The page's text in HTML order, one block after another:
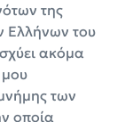
της
Ελλήνων του
ακόμα
μου
των
οποία